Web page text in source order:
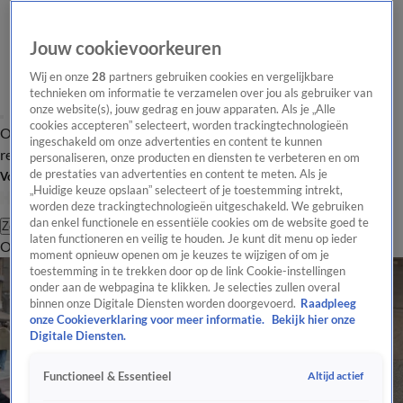
Overzicht Laatste nieuws Regionieuws Het beste van Hart
Tip de
redactie
Volg Hart van Nederland
Zoeken
OverzichtRegioUitzendingenWeerTip de redactiePanelVideo's
Jouw cookievoorkeuren
Wij en onze28 partners gebruiken cookies en vergelijkbare
technieken om informatie te verzamelen over jou als gebruiker van
onze website(s), jouw gedrag en jouw apparaten. Als je „Alle
cookies accepteren” selecteert, worden trackingtechnologieën
ingeschakeld om onze advertenties en content te kunnen
personaliseren, onze producten en diensten te verbeteren en om
de prestaties van advertenties en content te meten. Als je
„Huidige keuze opslaan” selecteert of je toestemming intrekt,
worden deze trackingtechnologieën uitgeschakeld. We gebruiken
dan enkel functionele en essentiële cookies om de website goed te
laten functioneren en veilig te houden. Je kunt dit menu op ieder
moment opnieuw openen om je keuzes te wijzigen of om je
toestemming in te trekken door op de link Cookie-instellingen
onder aan de webpagina te klikken. Je selecties zullen overal
binnen onze Digitale Diensten worden doorgevoerd. Raadpleeg
onze Cookieverklaring voor meer informatie.
Bekijk hier onze
Digitale Diensten.
Functioneel & Essentieel Altijd actief